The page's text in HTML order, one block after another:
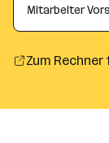
Mitarbeiter
Zum